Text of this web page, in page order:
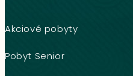
Akciové pobyty
Pobyt Senior